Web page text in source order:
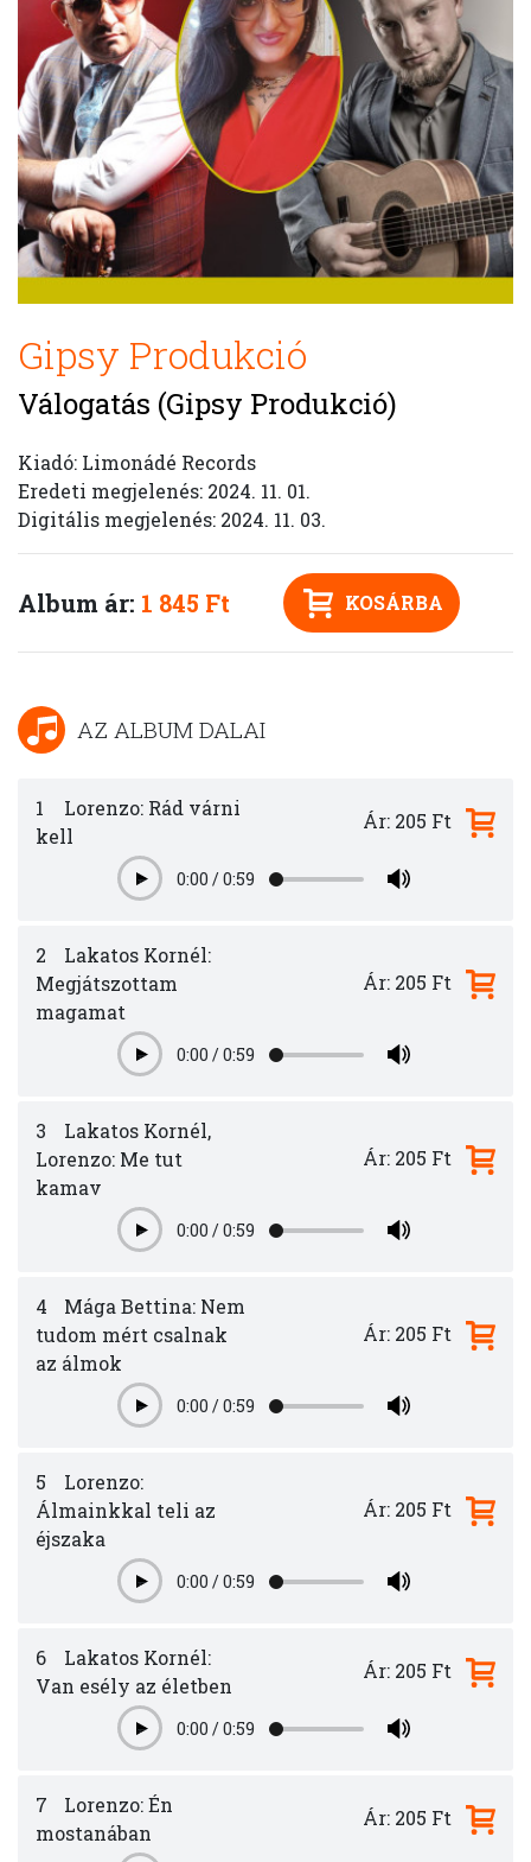
Gipsy Produkció
Válogatás (Gipsy Produkció)
Kiadó: Limonádé Records
Eredeti megjelenés: 2024. 11. 01.
Digitális megjelenés: 2024. 11. 03.
Album ár: 1 845 Ft KOSÁRBA
AZ ALBUM DALAI
1
Lorenzo: Rád várni
kell
Play0:00 /0:59
Ár: 205 Ft
2
Lakatos Kornél:
Megjátszottam
magamat
Play0:00 /0:59
Ár: 205 Ft
3
Lakatos Kornél,
Lorenzo: Me tut
kamav
Play0:00 /0:59
Ár: 205 Ft
4
Mága Bettina: Nem
tudom mért csalnak
az álmok
Play0:00 /0:59
Ár: 205 Ft
5
Lorenzo:
Álmainkkal teli az
éjszaka
Play0:00 /0:59
Ár: 205 Ft
6
Lakatos Kornél:
Van esély az életben
Play0:00 /0:59
Ár: 205 Ft
7
Lorenzo: Én
mostanában
Ár: 205 Ft